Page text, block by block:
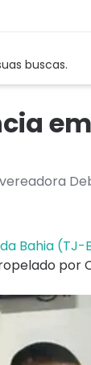
buscas.
Bahia (TJ-
por